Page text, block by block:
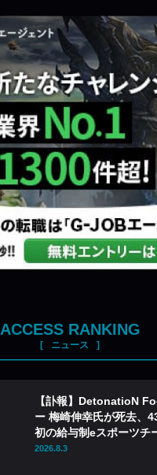
ACCESS RANKING
ニュース
【訃報】DetonatioN
ー 梅崎伸幸氏が死去
初の給与制eスポーツチ
2026.8.3